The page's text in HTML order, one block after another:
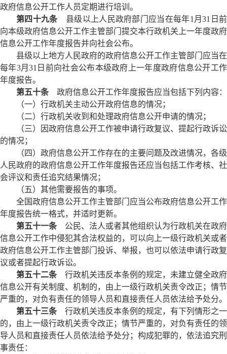
政府信息公开工作人员定期进行培训。
第四十九条县级以上人民政府部门应当在每年1月31日前
向本级政府信息公开工作主管部门提交本行政机关上一年度政府
信息公开工作年度报告并向社会公布。
县级以上地方人民政府的政府信息公开工作主管部门应当在
每年3月31日前向社会公布本级政府上一年度政府信息公开工作
年度报告。
第五十条政府信息公开工作年度报告应当包括下列内容：
（一）行政机关主动公开政府信息的情况；
（二）行政机关收到和处理政府信息公开申请的情况；
（三）因政府信息公开工作被申请行政复议、提起行政诉讼
的情况；
（四）政府信息公开工作存在的主要问题及改进情况，各级
人民政府的政府信息公开工作年度报告还应当包括工作考核、社
会评议和责任追究结果情况；
（五）其他需要报告的事项。
全国政府信息公开工作主管部门应当公布政府信息公开工作
年度报告统一格式，并适时更新。
第五十一条公民、法人或者其他组织认为行政机关在政府
信息公开工作中侵犯其合法权益的，可以向上一级行政机关或者
政府信息公开工作主管部门投诉、举报，也可以依法申请行政复
议或者提起行政诉讼。
第五十二条行政机关违反本条例的规定，未建立健全政府
信息公开有关制度、机制的，由上一级行政机关责令改正；情节
严重的，对负有责任的领导人员和直接责任人员依法给予处分。
第五十三条行政机关违反本条例的规定，有下列情形之一
的，由上一级行政机关责令改正；情节严重的，对负有责任的领
导人员和直接责任人员依法给予处分；构成犯罪的，依法追究刑
事责任：